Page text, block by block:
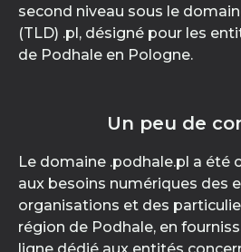
second niveau sous le
(TLD) .pl, désigné pour les
de Podhale en Pologne.
Un peu de
Le domaine .podhale.pl a été
aux besoins numériques des
organisations et des
région de Podhale, en